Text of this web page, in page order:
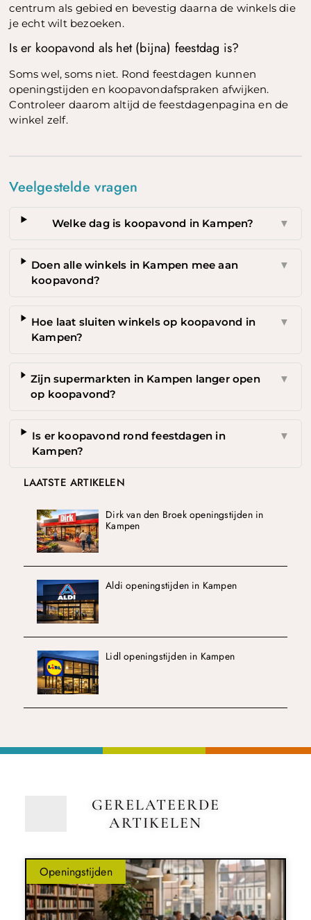
centrum als gebied en bevestig daarna de winkels die
je echt wilt bezoeken.
Is er koopavond als het (bijna) feestdag is?
Soms wel, soms niet. Rond feestdagen kunnen
openingstijden en koopavondafspraken afwijken.
Controleer daarom altijd de feestdagenpagina en de
winkel zelf.
Veelgestelde vragen
Welke dag is koopavond in Kampen? ▼
Doen alle winkels in Kampen mee aan
koopavond?
▼
Hoe laat sluiten winkels op koopavond in
Kampen?
▼
Zijn supermarkten in Kampen langer open
op koopavond?
▼
Is er koopavond rond feestdagen in
Kampen?
▼
LAATSTE ARTIKELEN
Dirk van den Broek openingstijden in
Kampen
Aldi openingstijden in Kampen
Lidl openingstijden in Kampen
GERELATEERDE
ARTIKELEN
Openingstijden